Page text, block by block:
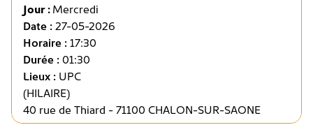
Jour :Mercredi
Date :27-05-2026
Horaire :17:30
Durée :01:30
Lieux : UPC
(HILAIRE)
40 rue de Thiard - 71100 CHALON-SUR-SAONE